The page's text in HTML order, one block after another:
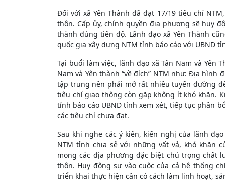
Đối với xã Yên Thành đã đạt 17/19 tiêu chí
thôn. Cấp ủy, chính quyền địa phương sẽ huy
thành đúng tiến độ. Lãnh đạo xã Yên Thành
quốc gia xây dựng NTM tỉnh báo cáo với UBND
Tại buổi làm việc, lãnh đạo xã Tân Nam và Yên
Nam và Yên thành “về đích” NTM như: Địa
tập trung nên phải mở rất nhiều tuyến đường
tiêu chí giao thông còn gặp không ít khó khăn.
tỉnh báo cáo UBND tỉnh xem xét, tiếp tục phân
các tiêu chí chưa đạt.
Sau khi nghe các ý kiến, kiến nghị của lãnh
NTM tỉnh chia sẻ với những vất vả, khó khăn
mong các địa phương đặc biệt chú trọng chất
thôn. Huy động sự vào cuộc của cả hệ thống
triển khai thực hiện cần có cách làm linh hoạt,